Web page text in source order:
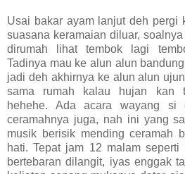
Usai bakar ayam lanjut deh pergi
suasana keramaian diluar,
dirumah lihat tembok lagi
Tadinya mau ke alun alun
jadi deh akhirnya ke alun alun
sama rumah kalau hujan kan
hehehe. Ada acara wayang si
ceramahnya juga, nah ini yang
musik berisik mending ceramah
hati. Tepat jam 12 malam
bertebaran dilangit, iyas enggak